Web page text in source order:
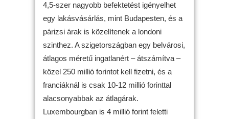
4,5-szer nagyobb befektetést igényelhet
egy lakásvásárlás, mint Budapesten, és a
párizsi árak is közelítenek a londoni
szinthez. A szigetországban egy belvárosi,
átlagos méretű ingatlanért – átszámítva –
közel 250 millió forintot kell fizetni, és a
franciáknál is csak 10-12 millió forinttal
alacsonyabbak az átlagárak.
Luxembourgban is 4 millió forint feletti